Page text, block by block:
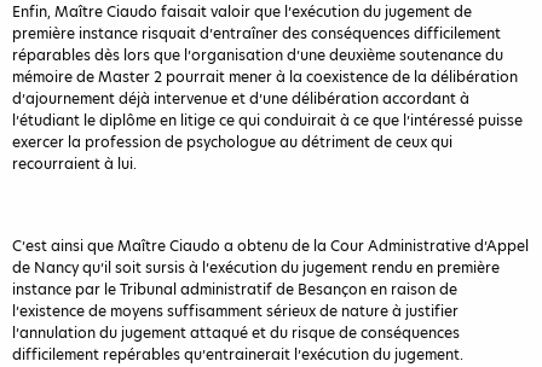
Enfin, Maître Ciaudo faisait valoir que l’exécution du jugement de
première instance risquait d’entraîner des conséquences difficilement
réparables dès lors que l’organisation d’une deuxième soutenance du
mémoire de Master 2 pourrait mener à la coexistence de la délibération
d’ajournement déjà intervenue et d’une délibération accordant à
l’étudiant le diplôme en litige ce qui conduirait à ce que l’intéressé puisse
exercer la profession de psychologue au détriment de ceux qui
recourraient à lui.
C’est ainsi que Maître Ciaudo a obtenu de la Cour Administrative d’Appel
de Nancy qu’il soit sursis à l’exécution du jugement rendu en première
instance par le Tribunal administratif de Besançon en raison de
l’existence de moyens suffisamment sérieux de nature à justifier
l’annulation du jugement attaqué et du risque de conséquences
difficilement repérables qu’entrainerait l’exécution du jugement.